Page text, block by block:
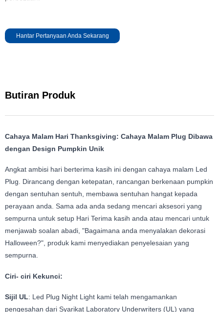
Hantar Pertanyaan Anda Sekarang
Butiran Produk
Cahaya Malam Hari Thanksgiving: Cahaya Malam Plug Dibawa
dengan Design Pumpkin Unik
Angkat ambisi hari berterima kasih ini dengan cahaya malam Led
Plug. Dirancang dengan ketepatan, rancangan berkenaan pumpkin
dengan sentuhan sentuh, membawa sentuhan hangat kepada
perayaan anda. Sama ada anda sedang mencari aksesori yang
sempurna untuk setup Hari Terima kasih anda atau mencari untuk
menjawab soalan abadi, "Bagaimana anda menyalakan dekorasi
Halloween?", produk kami menyediakan penyelesaian yang
sempurna.
Ciri- ciri Kekunci:
Sijil UL: Led Plug Night Light kami telah mengamankan
pengesahan dari Syarikat Laboratory Underwriters (UL) yang